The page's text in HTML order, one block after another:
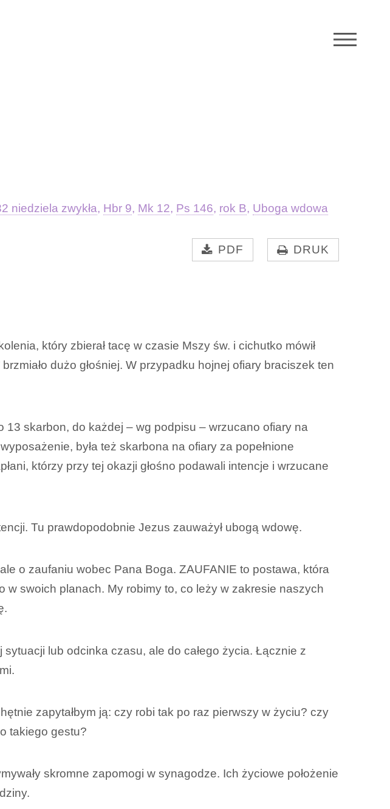
niedziela zwykła, Hbr 9, Mk 12, Ps 146, rok B, Uboga wdowa
PDF DRUK
który zbierał tacę w czasie Mszy św. i cichutko mówił
dużo głośniej. W przypadku hojnej ofiary braciszek ten
13 skarbon, do każdej – wg podpisu – wrzucano ofiary na
była też skarbona na ofiary za popełnione
którzy przy tej okazji głośno podawali intencje i wrzucane
Tu prawdopodobnie Jezus zauważył ubogą wdowę.
o zaufaniu wobec Pana Boga. ZAUFANIE to postawa, która
swoich planach. My robimy to, co leży w zakresie naszych
lub odcinka czasu, ale do całego życia. Łącznie z
zapytałbym ją: czy robi tak po raz pierwszy w życiu? czy
takiego gestu?
skromne zapomogi w synagodze. Ich życiowe położenie